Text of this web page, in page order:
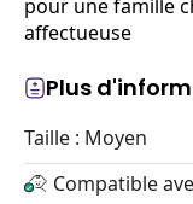
pour une famille
affectueuse
Plus
Taille : Moyen
Compatible